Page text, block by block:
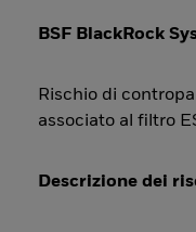
BSF BlackRock
Rischio di
associato al filtro
Descrizione dei